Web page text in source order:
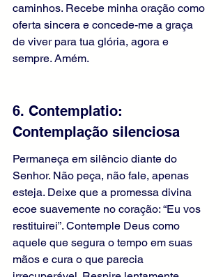
caminhos. Recebe minha oração como
oferta sincera e concede-me a graça
de viver para tua glória, agora e
sempre. Amém.
6. Contemplatio:
Contemplação silenciosa
Permaneça em silêncio diante do
Senhor. Não peça, não fale, apenas
esteja. Deixe que a promessa divina
ecoe suavemente no coração: “Eu vos
restituirei”. Contemple Deus como
aquele que segura o tempo em suas
mãos e cura o que parecia